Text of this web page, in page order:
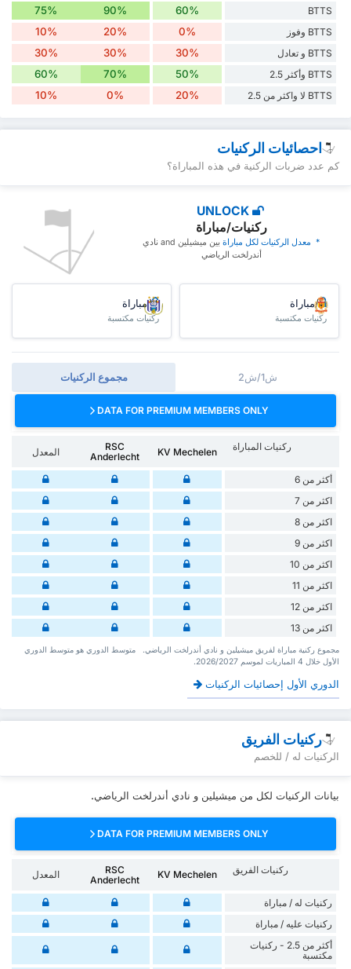
BTTS
60%
90%
75%
BTTS وفوز 0%
20%
10%
BTTS و تعادل 30%
30%
30%
BTTS وأكثر 2.5 50%
70%
60%
BTTS لا واكثر من 2.5 20%
0%
10%
احصائيات الركنيات
كم عدد ضربات الركنية في هذه المباراة؟
UNLOCK
ركنيات/مباراة
* ‏ ‏معدل الركنيات لكل مباراة
‏بين ميشيلين and نادي
أندرلخت الرياضي
/مباراة
ركنيات مكتسبة
/مباراة
ركنيات مكتسبة
مجموع الركنيات ش1/ش2
DATA FOR PREMIUM MEMBERS ONLY
ركنيات المباراة KV Mechelen
RSC
Anderlecht
المعدل
أكثر من 6
اكثر من 7
اكثر من 8
اكثر من 9
اكثر من 10
اكثر من 11
اكثر من 12
اكثر من 13
‏مجموع ركنية مباراة لفريق ميشيلين و نادي أندرلخت الرياضي. ‏‏ ‏ ‏متوسط الدوري هو متوسط الدوري
الأول ‏خلال 4 ‏المباريات لموسم 2026/2027.
الدوري الأول إحصائيات الركنيات
ركنيات الفريق
الركنيات له / للخصم
بيانات الركنيات لكل من ميشيلين و نادي أندرلخت الرياضي.
DATA FOR PREMIUM MEMBERS ONLY
ركنيات الفريق KV Mechelen
RSC
Anderlecht
المعدل
‏ركنيات له / مباراة
‏ركنيات ‏عليه / مباراة
أكثر من 2.5 - ركنيات
مكتسبة